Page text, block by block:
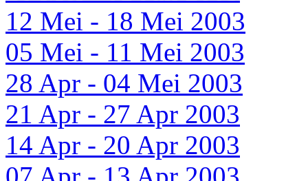
12 Mei - 18 Mei 2003
05 Mei - 11 Mei 2003
28 Apr - 04 Mei 2003
21 Apr - 27 Apr 2003
14 Apr - 20 Apr 2003